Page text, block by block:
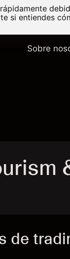
si entiendes
Sobre
de